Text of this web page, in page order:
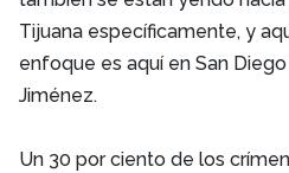
Tijuana específicamente, y
enfoque es aquí en San
Jiménez.
Un 30 por ciento de los